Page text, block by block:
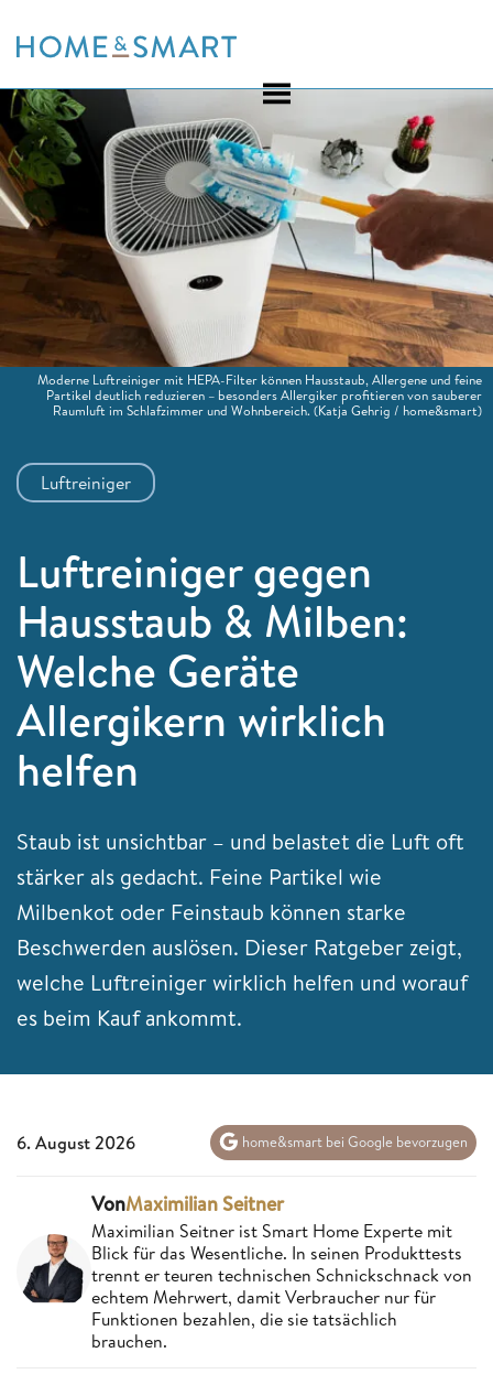
to
Luftreiniger
Luftreiniger gegen
Hausstaub & Milben:
Welche Geräte
Allergikern wirklich
helfen
Staub ist unsichtbar – und belastet die Luft oft
stärker als gedacht. Feine Partikel wie
Milbenkot oder Feinstaub können starke
Beschwerden auslösen. Dieser Ratgeber zeigt,
welche Luftreiniger wirklich helfen und worauf
es beim Kauf ankommt.
Moderne Luftreiniger mit HEPA-Filter können Hausstaub, Allergene und feine
Partikel deutlich reduzieren – besonders Allergiker profitieren von sauberer
Raumluft im Schlafzimmer und Wohnbereich.(Katja Gehrig / home&smart)
6. August 2026 home&smart bei Google bevorzugen
VonMaximilian Seitner
Maximilian Seitner ist Smart Home Experte mit
Blick für das Wesentliche. In seinen Produkttests
trennt er teuren technischen Schnickschnack von
echtem Mehrwert, damit Verbraucher nur für
Funktionen bezahlen, die sie tatsächlich
brauchen.